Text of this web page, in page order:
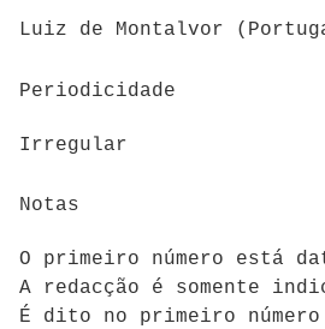
Luiz de Montalvor
Periodicidade
Irregular
Notas
O primeiro número está
A redacção é somente
É dito no primeiro